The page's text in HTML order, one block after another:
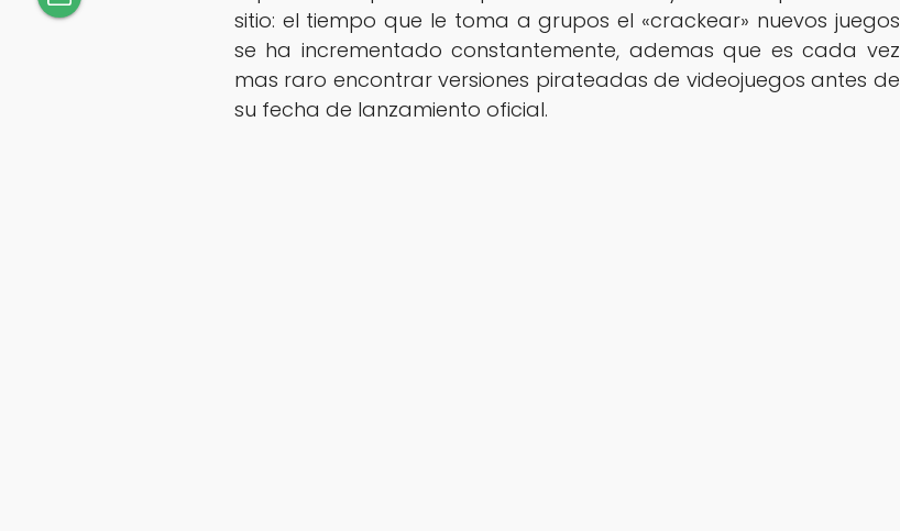
sitio: el tiempo que le toma a grupos el «crackear» nuevos juegos
se ha incrementado constantemente, ademas que es cada vez
mas raro encontrar versiones pirateadas de videojuegos antes de
su fecha de lanzamiento oficial.